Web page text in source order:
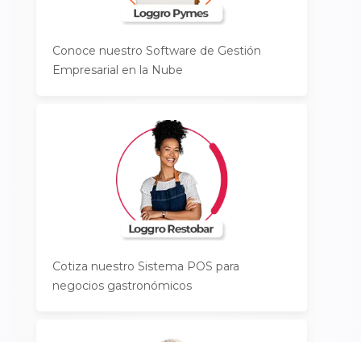
Conoce nuestro Software de Gestión
Empresarial en la Nube
Cotiza nuestro Sistema POS para
negocios gastronómicos